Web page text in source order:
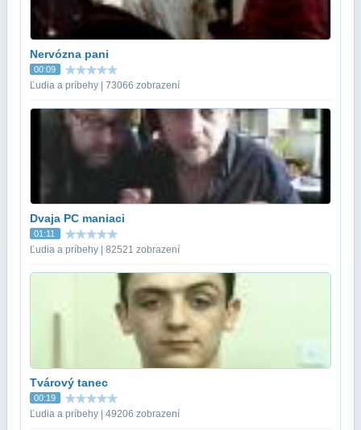
Nervózna pani
00:09
Ľudia a príbehy | 73066 zobrazení
Dvaja PC maniaci
01:11
Ľudia a príbehy | 82521 zobrazení
Tvárový tanec
00:19
Ľudia a príbehy | 49206 zobrazení